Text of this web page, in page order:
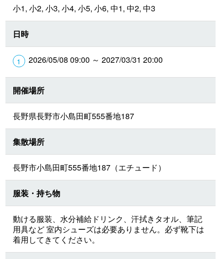
小1, 小2, 小3, 小4, 小5, 小6, 中1, 中2, 中3
日時
2026/05/08 09:00 ～ 2027/03/31 20:00
開催場所
長野県長野市小島田町555番地187
集散場所
長野市小島田町555番地187（エチュード）
服装・持ち物
動ける服装、水分補給ドリンク、汗拭きタオル、筆記
用具など 室内シューズは必要ありません。必ず靴下は
着用してきてください。